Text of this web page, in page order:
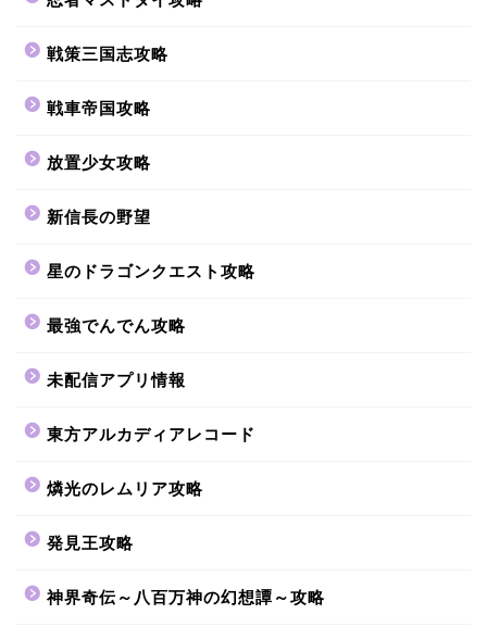
戦策三国志攻略
戦車帝国攻略
放置少女攻略
新信長の野望
星のドラゴンクエスト攻略
最強でんでん攻略
未配信アプリ情報
東方アルカディアレコード
燐光のレムリア攻略
発見王攻略
神界奇伝～八百万神の幻想譚～攻略